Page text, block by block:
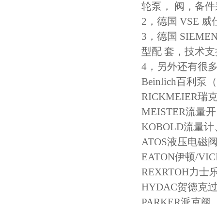
轮泵， 阀，备
2，德国 VSE
3，德国
型配 套，技术
4，另外还有很
Beinlich百利泵
RICKMEIER瑞
MEISTER流量开
KOBOLD流量
ATOS液压电磁
EATON伊顿/
REXRTOH力士
HYDAC贺德克